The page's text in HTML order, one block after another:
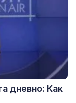
дневно: Как